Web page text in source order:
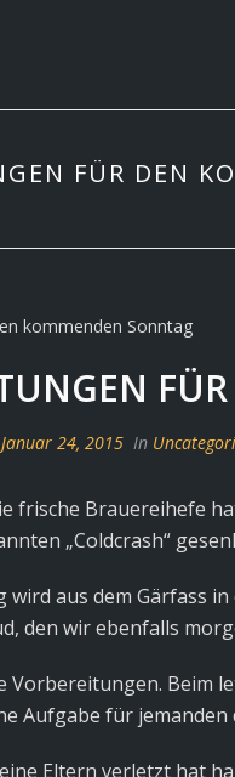
FÜR DEN
Januar 24, 2015 In
frische Brauereihefe
„Coldcrash“
wird aus dem Gärfass
den wir ebenfalls
Vorbereitungen. Beim
Aufgabe für
Eltern verletzt hat